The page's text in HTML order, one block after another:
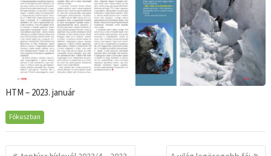
HTM – 2023. január
Fókuszban